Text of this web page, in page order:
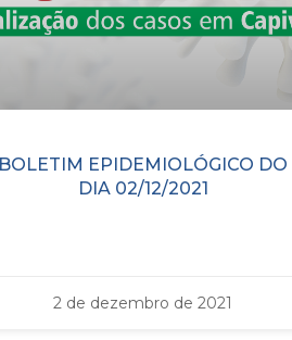
BOLETIM EPIDEMIOLÓGICO DO
DIA 02/12/2021
2 de dezembro de 2021